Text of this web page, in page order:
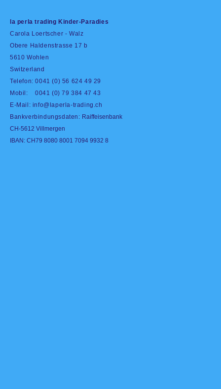
la perla trading Kinder-Paradies
Carola Loertscher - Walz
Obere Haldenstrasse 17 b
5610 Wohlen
Switzerland
Telefon: 0041 (0) 56 624 49 29
Mobil: 0041 (0) 79 384 47 43
E-Mail: info@laperla-trading.ch
Bankverbindungsdaten: Raiffeisenbank
CH-5612 Villmergen
IBAN: CH79 8080 8001 7094 9932 8